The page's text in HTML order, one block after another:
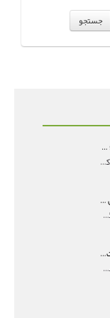
جستجو
تاکرولیموس در انتقال جنین؛ آیا شانس لانه‌گزینی را افزایش می‌دهد؟
نویسنده: گروه سلامت اوما تاکرولیموس در انتقال جنین
چرا شیاف پروژسترون از واژن بیرون می‌ریزد؟ میزان جذب و زمان صحیح مصرف
نویسنده: گروه سلامت اوما اگر بعد از گذاشتن شیاف پر
بلیچینگ یا کامپوزیت ۷ تفاوت مهم برای انتخاب درست
اگر فرم و نظم دندان‌ها مناسب است و مشکل